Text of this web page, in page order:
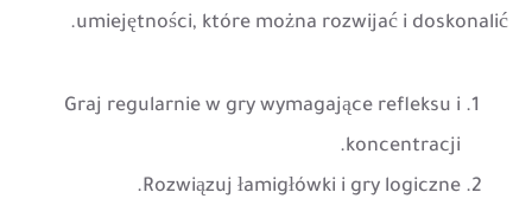
umiejętności, które można rozwijać i doskonalić.
Graj regularnie w gry wymagające refleksu i
koncentracji.
Rozwiązuj łamigłówki i gry logiczne.